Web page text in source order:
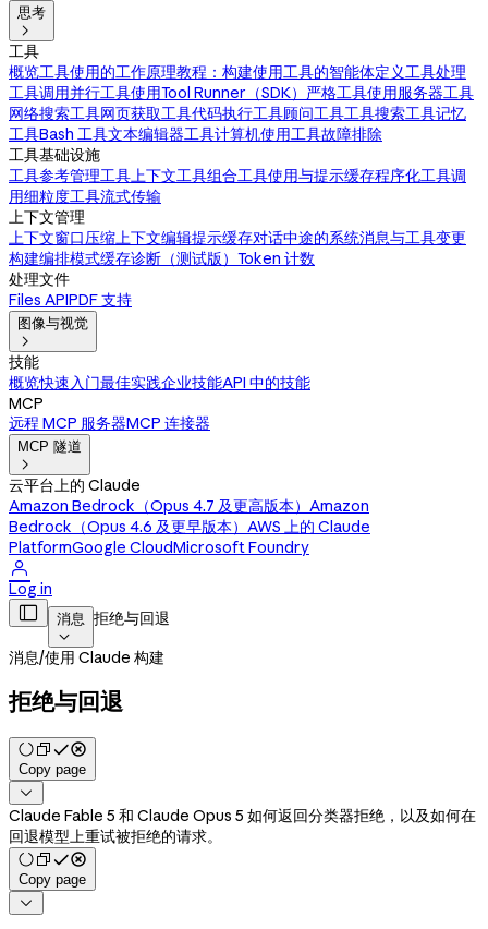
思考

工具
概览工具使用的工作原理教程：构建使用工具的智能体定义工具处理
工具调用并行工具使用Tool Runner（SDK） 严格工具使用服务器工具
网络搜索工具网页获取工具代码执行工具顾问工具工具搜索工具记忆
工具Bash 工具文本编辑器工具计算机使用工具故障排除
工具基础设施
工具参考管理工具上下文工具组合工具使用与提示缓存程序化工具调
用细粒度工具流式传输
上下文管理
上下文窗口压缩上下文编辑提示缓存对话中途的系统消息与工具变更
构建编排模式缓存诊断（测试版） Token 计数
处理文件
Files APIPDF 支持
图像与视觉

技能
概览快速入门最佳实践企业技能API 中的技能
MCP
远程 MCP 服务器MCP 连接器
MCP 隧道

云平台上的 Claude
Amazon Bedrock（Opus 4.7 及更高版本） Amazon
Bedrock（Opus 4.6 及更早版本） AWS 上的 Claude
PlatformGoogle CloudMicrosoft Foundry

Log in
 消息

拒绝与回退
消息/使用 Claude 构建
拒绝与回退
Copy page

Claude Fable 5 和 Claude Opus 5 如何返回分类器拒绝，以及如何在
回退模型上重试被拒绝的请求。
Copy page
